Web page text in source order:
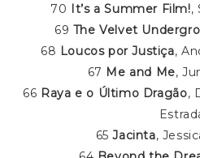
70 It’s a Summer Film!,
69 The Velvet
68 Loucos por Justiça,
67 Me and Me,
66 Raya e o Último Dragão,
65Jacinta,